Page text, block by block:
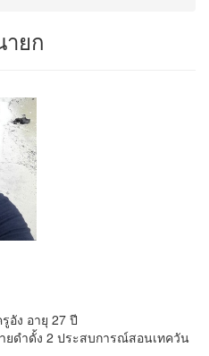
ยก
อัง อายุ 27 ปี
ยดำดั้ง 2 ประสบการณ์สอนเทควัน